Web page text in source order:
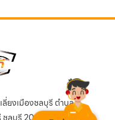
ลี่ยงเมืองชลบุรี ตำบล